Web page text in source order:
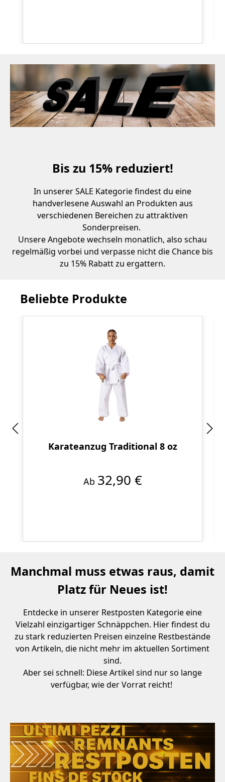
Bis zu 15% reduziert!
In unserer SALE Kategorie findest du eine
handverlesene Auswahl an Produkten aus
verschiedenen Bereichen zu attraktiven
Sonderpreisen.
Unsere Angebote wechseln monatlich, also schau
regelmäßig vorbei und verpasse nicht die Chance bis
zu 15% Rabatt zu ergattern.
Beliebte Produkte
Karateanzug Traditional 8 oz
Ab 32,90 €
Manchmal muss etwas raus, damit
Platz für Neues ist!
Entdecke in unserer Restposten Kategorie eine
Vielzahl einzigartiger Schnäppchen. Hier findest du
zu stark reduzierten Preisen einzelne Restbestände
von Artikeln, die nicht mehr im aktuellen Sortiment
sind.
Aber sei schnell: Diese Artikel sind nur so lange
verfügbar, wie der Vorrat reicht!